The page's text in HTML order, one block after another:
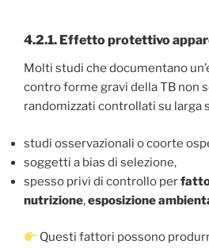
4.2.1. Effetto protettivo
Molti studi che documentano
contro forme gravi della TB non
randomizzati controllati su larga
studi osservazionali o coorte
soggetti a bias di selezione,
spesso privi di controllo per
nutrizione,esposizione
Questi fattori possono